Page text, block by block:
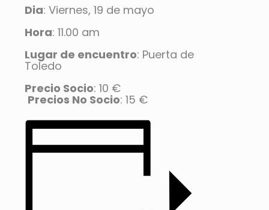
Dia: Viernes, 19 de mayo
Hora: 11.00 am
Lugar de encuentro: Puerta de
Toledo
Precio Socio: 10 €
Precios No Socio: 15 €